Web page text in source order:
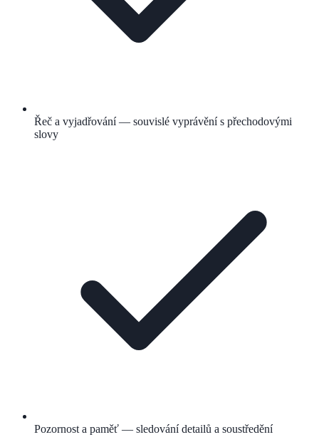
Řeč a vyjadřování — souvislé vyprávění s přechodovými
slovy
Pozornost a paměť — sledování detailů a soustředění